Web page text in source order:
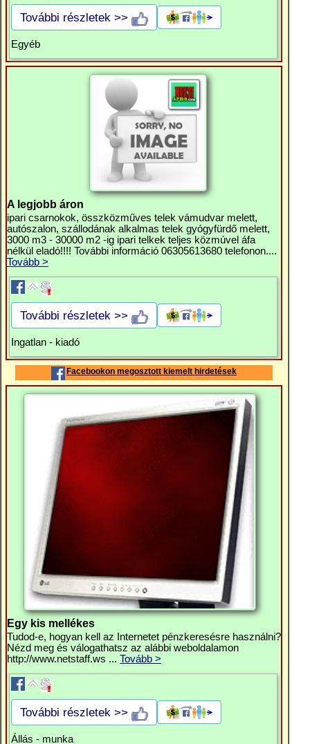
További részletek >>
Egyéb
A legjobb áron
ipari csarnokok, összközműves telek vámudvar melett,
autószalon, szállodának alkalmas telek gyógyfürdő melett,
3000 m3 - 30000 m2 -ig ipari telkek teljes közmúvel áfa
nélkül eladó!!!! További információ 06305613680 telefonon....
Tovább >
További részletek >>
Ingatlan - kiadó
Facebookon megosztott kiemelt hirdetések
Egy kis mellékes
Tudod-e, hogyan kell az Internetet pénzkeresésre használni?
Nézd meg és válogathatsz az alábbi weboldalamon
http://www.netstaff.ws ... Tovább >
További részletek >>
Állás - munka